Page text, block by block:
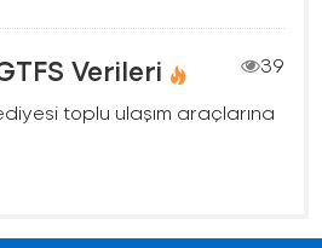
Verileri
39
toplu ulaşım araçlarına